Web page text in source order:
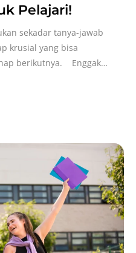
Pelajari!
sekadar tanya-jawab
krusial yang bisa
berikutnya. Enggak